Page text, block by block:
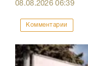
08.08.202606:39
Комментарии